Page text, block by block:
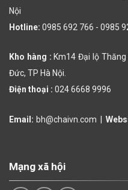
Nội
Hotline: 0985 692 766 - 0985
Kho hàng : Km14 Đại lộ
Đức, TP Hà Nội.
Điện thoại : 024 6668 9996
Email: bh@chaivn.com
Mạng xã hội